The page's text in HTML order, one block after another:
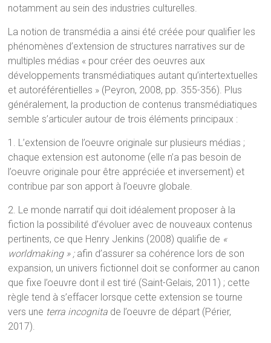
notamment au sein des industries culturelles.
La notion de transmédia a ainsi été créée pour qualifier les
phénomènes d’extension de structures narratives sur de
multiples médias « pour créer des oeuvres aux
développements transmédiatiques autant qu’intertextuelles
et autoréférentielles » (Peyron, 2008, pp. 355-356). Plus
généralement, la production de contenus transmédiatiques
semble s’articuler autour de trois éléments principaux :
1. L’extension de l’oeuvre originale sur plusieurs médias ;
chaque extension est autonome (elle n’a pas besoin de
l’oeuvre originale pour être appréciée et inversement) et
contribue par son apport à l’oeuvre globale.
2. Le monde narratif qui doit idéalement proposer à la
fiction la possibilité d’évoluer avec de nouveaux contenus
pertinents, ce que Henry Jenkins (2008) qualifie de «
worldmaking » ; afin d’assurer sa cohérence lors de son
expansion, un univers fictionnel doit se conformer au canon
que fixe l’oeuvre dont il est tiré (Saint-Gelais, 2011) ; cette
règle tend à s’effacer lorsque cette extension se tourne
vers une terra incognita de l’oeuvre de départ (Périer,
2017).